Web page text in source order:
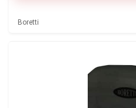
Boretti